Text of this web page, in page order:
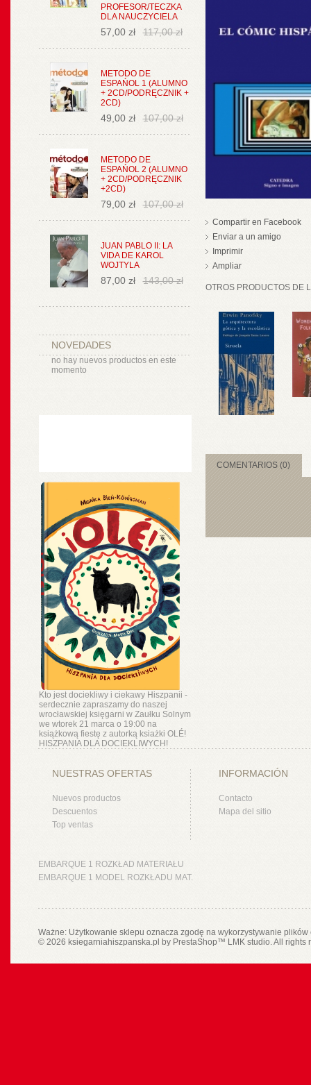
PROFESOR/TECZKA
DLA NAUCZYCIELA
57,00 zł 117,00 zł
METODO DE
ESPAŃOL 1 (ALUMNO
+ 2CD/PODRĘCZNIK +
2CD)
49,00 zł 107,00 zł
METODO DE
ESPAŃOL 2 (ALUMNO
+ 2CD/PODRĘCZNIK
+2CD)
79,00 zł 107,00 zł
JUAN PABLO II: LA
VIDA DE KAROL
WOJTYLA
87,00 zł 143,00 zł
NOVEDADES
no hay nuevos productos en este
momento
Kto jest dociekliwy i ciekawy Hiszpanii -
serdecznie zapraszamy do naszej
wrocławskiej księgarni w Zaułku Solnym
we wtorek 21 marca o 19:00 na
książkową fiestę z autorką ksiażki OLÉ!
HISZPANIA DLA DOCIEKLIWYCH!
Compartir en Facebook
Enviar a un amigo
Imprimir
Ampliar
OTROS PRODUCTOS DE
COMENTARIOS (0)
NUESTRAS OFERTAS
Nuevos productos
Descuentos
Top ventas
INFORMACIÓN
Contacto
Mapa del sitio
EMBARQUE 1 ROZKŁAD MATERIAŁU
EMBARQUE 1 MODEL ROZKŁADU MAT.
Ważne: Użytkowanie sklepu oznacza zgodę na wykorzystywanie
© 2026 ksiegarniahiszpanska.pl by PrestaShop™ LMK studio. All rights